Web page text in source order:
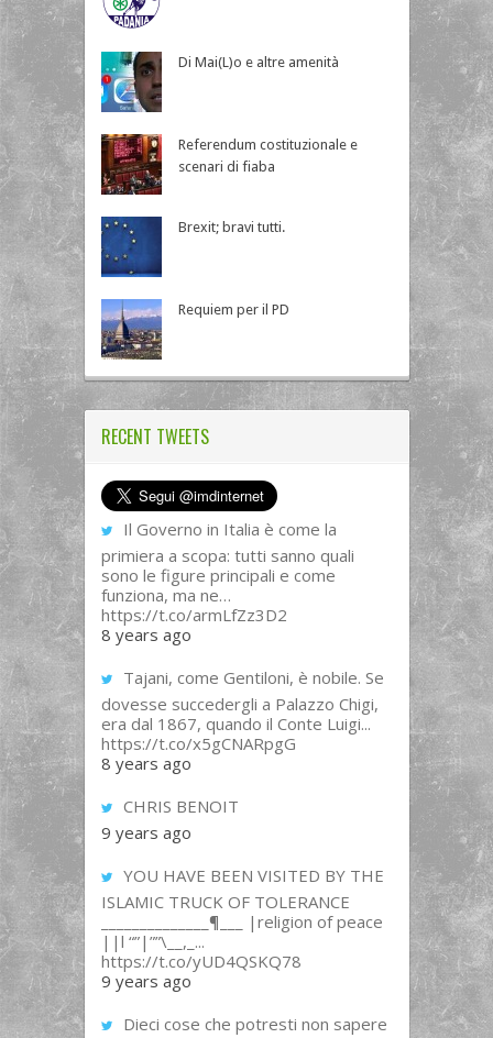
Di Mai(L)o e altre amenità
Referendum costituzionale e
scenari di fiaba
Brexit; bravi tutti.
Requiem per il PD
RECENT TWEETS
Il Governo in Italia è come la
primiera a scopa: tutti sanno quali
sono le figure principali e come
funziona, ma ne…
https://t.co/armLfZz3D2
8 years ago
Tajani, come Gentiloni, è nobile. Se
dovesse succedergli a Palazzo Chigi,
era dal 1867, quando il Conte Luigi...
https://t.co/x5gCNARpgG
8 years ago
CHRIS BENOIT
9 years ago
YOU HAVE BEEN VISITED BY THE
ISLAMIC TRUCK OF TOLERANCE
______________¶___ |religion of peace
||l “”|””\__,_...
https://t.co/yUD4QSKQ78
9 years ago
Dieci cose che potresti non sapere